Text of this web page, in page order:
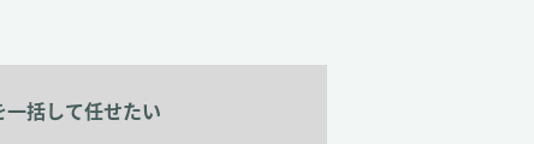
一括して任せたい